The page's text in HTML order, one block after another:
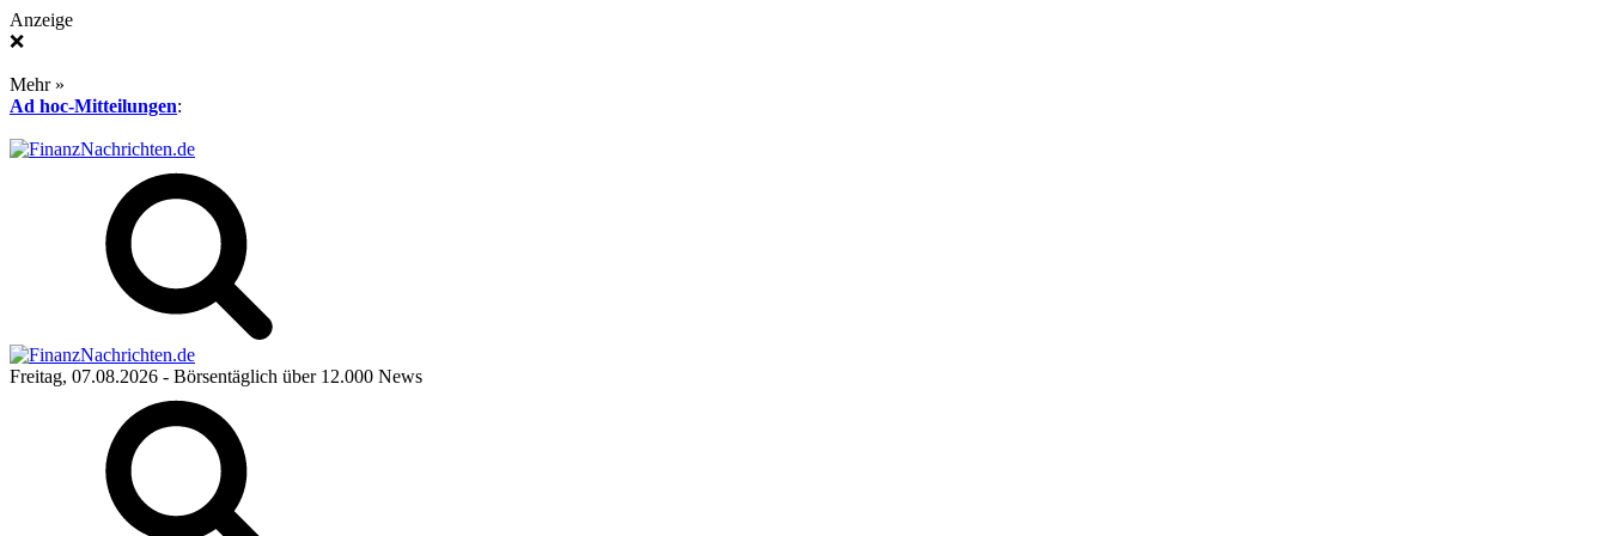
Anzeige
❌
Mehr »
Ad hoc-Mitteilungen:
Freitag, 07.08.2026 - Börsentäglich über 12.000 News